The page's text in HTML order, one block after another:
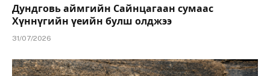
Дундговь аймгийн Сайнцагаан сумаас
Хүннүгийн үеийн булш олджээ
31/07/2026